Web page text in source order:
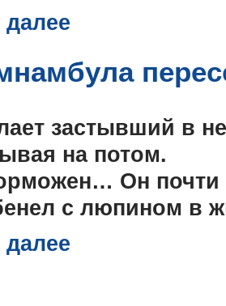
далее
застывший в
на потом.
Он почти
с люпином в
далее